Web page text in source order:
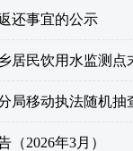
还事宜的公示
居民饮用水监测
局移动执法随机抽
2026年3月）